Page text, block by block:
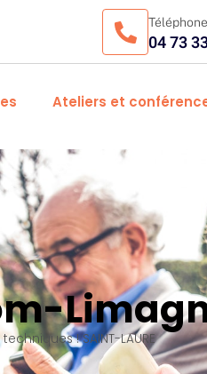
Téléphone
04 73
Ateliers et
! SAINT-LAURE